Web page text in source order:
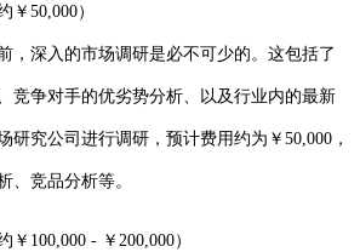
￥50,000）
深入的市场调研是必不可少的。这包括了
竞争对手的优劣势分析、以及行业内的最新
研究公司进行调研，预计费用约为￥50,000，
、竞品分析等。
100,000 - ￥200,000）